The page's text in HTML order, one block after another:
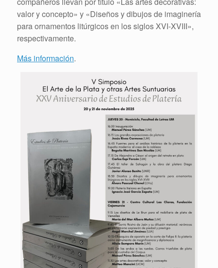
valor y concepto» y «Diseños y dibujos de imaginería
para ornamentos litúrgicos en los siglos XVI-XVIII»,
respectivamente.
Más información.